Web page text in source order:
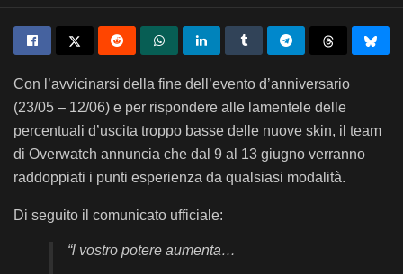
Con l’avvicinarsi della fine dell’evento d’anniversario
(23/05 – 12/06) e per rispondere alle lamentele delle
percentuali d’uscita troppo basse delle nuove skin, il team
di Overwatch annuncia che dal 9 al 13 giugno verranno
raddoppiati i punti esperienza da qualsiasi modalità.
Di seguito il comunicato ufficiale:
“l vostro potere aumenta…